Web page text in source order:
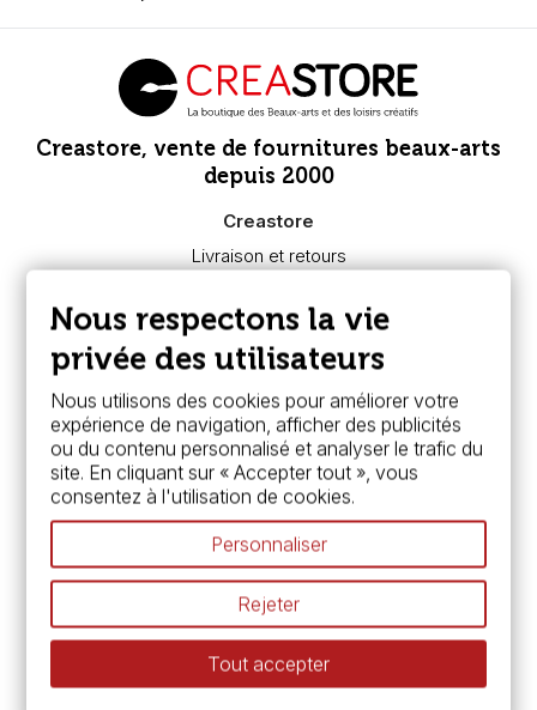
Creastore, vente de fournitures beaux-arts
depuis 2000
Creastore
Livraison et retours
Paiement sécurisé
FAQ
Boutique à Angers
Services
Carte fidélité & avantages
Chèque cadeau, bon cadeaux
Devis & bon de commande
Pass culture - mode d'emploi
Nos promotions en cours
Espace conseils
L’aquarelle en tubes ou en godets ?
Le vocabulaire technique de l’aquarelle
Différence entre peinture Fine et Extra-fine
Préparer une toile pour peinture à l'huile et acrylique
Nous respectons la vie
privée des utilisateurs
Nous utilisons des cookies pour améliorer votre
expérience de navigation, afficher des publicités
ou du contenu personnalisé et analyser le trafic du
site. En cliquant sur « Accepter tout », vous
consentez à l'utilisation de cookies.
Personnaliser
Rejeter
Tout accepter